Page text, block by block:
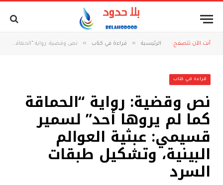
أنت الآن تتصفح: الرئيسية » قراءة في كتاب » نص وقضية: رواية “الحماقة كما لم يروها أحد” لسمير قسيمي: عبثية العوالم البينية، وتشكيل طبقات السرد
قراءة في كتاب
نص وقضية: رواية “الحماقة
كما لم يروها أحد” لسمير
قسيمي: عبثية العوالم
البينية، وتشكيل طبقات
السرد